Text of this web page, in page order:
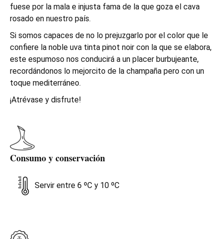
fuese por la mala e injusta fama de la que goza el cava
rosado en nuestro país.
Si somos capaces de no lo prejuzgarlo por el color que le
confiere la noble uva tinta pinot noir con la que se elabora,
este espumoso nos conducirá a un placer burbujeante,
recordándonos lo mejorcito de la champaña pero con un
toque mediterráneo.
¡Atrévase y disfrute!
Consumo y conservación
Servir entre 6 ºC y 10 ºC